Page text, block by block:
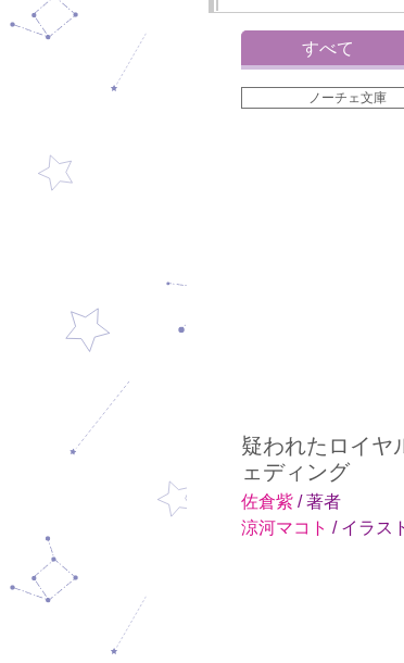
すべて
ノーチェ文庫
疑われたロイヤ
ェディング
佐倉紫 / 著者
涼河マコト / イラス